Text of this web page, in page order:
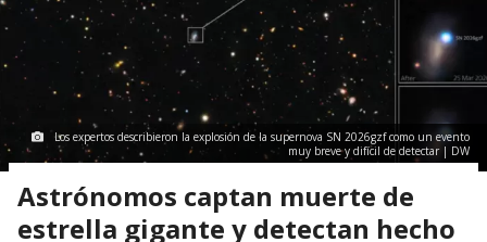
Los expertos describieron la explosión de la supernova SN 2026gzf como un evento
muy breve y difícil de detectar | DW
Astrónomos captan muerte de
estrella gigante y detectan hecho